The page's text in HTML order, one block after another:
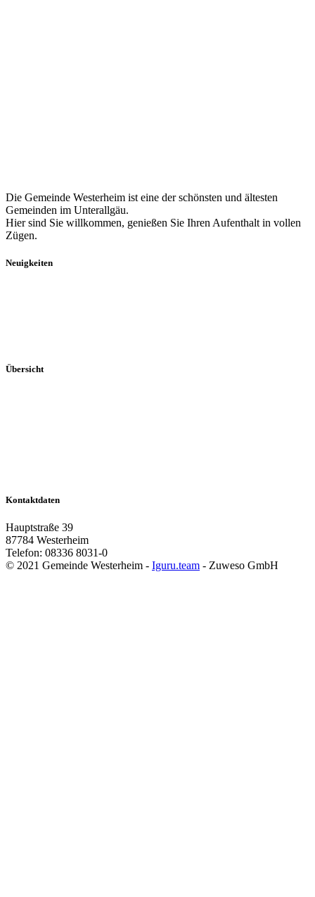
Die Gemeinde Westerheim ist eine der schönsten und ältesten
Gemeinden im Unterallgäu.
Hier sind Sie willkommen, genießen Sie Ihren Aufenthalt in vollen
Zügen.
Neuigkeiten
Übersicht
Kontaktdaten
Hauptstraße 39
87784 Westerheim
Telefon: 08336 8031-0
© 2021 Gemeinde Westerheim - Iguru.team - Zuweso GmbH